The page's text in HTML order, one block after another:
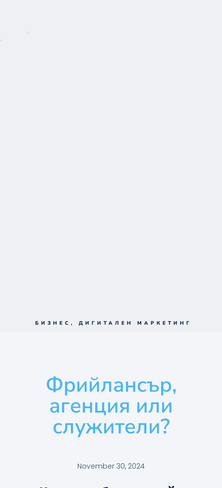
БИЗНЕС , ДИГИТАЛЕН МАРКЕТИНГ
Фрийлансър,
агенция или
служители?
November 30, 2024